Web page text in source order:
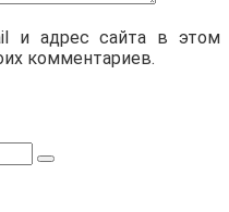
и адрес сайта в этом
комментариев.